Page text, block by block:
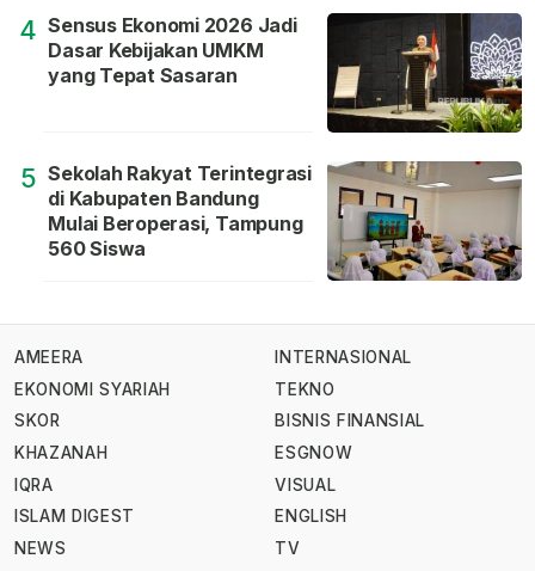
4 Sensus Ekonomi 2026 Jadi
Dasar Kebijakan UMKM
yang Tepat Sasaran
5 Sekolah Rakyat Terintegrasi
di Kabupaten Bandung
Mulai Beroperasi, Tampung
560 Siswa
AMEERA
EKONOMI SYARIAH
SKOR
KHAZANAH
IQRA
ISLAM DIGEST
NEWS
INTERNASIONAL
TEKNO
BISNIS FINANSIAL
ESGNOW
VISUAL
ENGLISH
TV